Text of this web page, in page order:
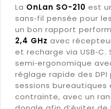
La OnLan SO-210 est
sans‑fil pensée pour
un bon rapport
2,4 GHz avec
et recharge via USB‑C.
semi‑ergonomique
réglage rapide des
sessions bureautiques
contrainte, avec un